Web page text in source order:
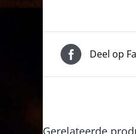
Deel op
Gerelateerde